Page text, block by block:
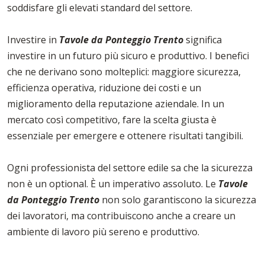
soddisfare gli elevati standard del settore.
Investire in Tavole da Ponteggio Trentosignifica
investire in un futuro più sicuro e produttivo. I benefici
che ne derivano sono molteplici: maggiore sicurezza,
efficienza operativa, riduzione dei costi e un
miglioramento della reputazione aziendale. In un
mercato così competitivo, fare la scelta giusta è
essenziale per emergere e ottenere risultati tangibili.
Ogni professionista del settore edile sa che la sicurezza
non è un optional. È un imperativo assoluto. Le Tavole
da Ponteggio Trento non solo garantiscono la sicurezza
dei lavoratori, ma contribuiscono anche a creare un
ambiente di lavoro più sereno e produttivo.